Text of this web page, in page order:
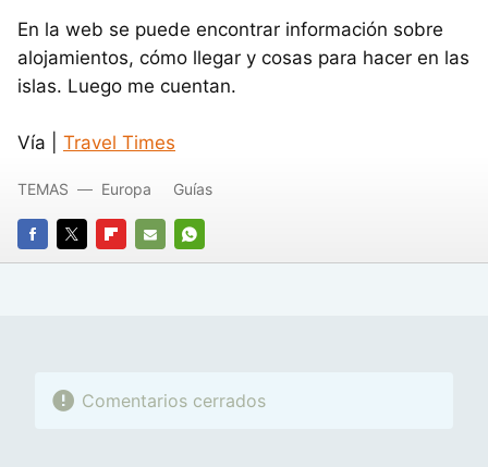
En la web se puede encontrar información sobre
alojamientos, cómo llegar y cosas para hacer en las
islas. Luego me cuentan.
Vía | Travel Times
FACEBOOK
TWITTERFLIPBOARD
E-
WHATSAPP
TEMAS Europa Guías
Comentarios cerrados